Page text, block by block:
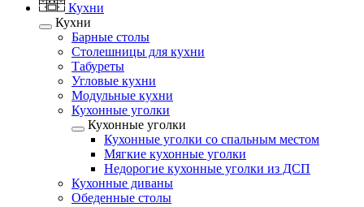
Кухни
Кухни
Барные столы
Столешницы для кухни
Табуреты
Угловые кухни
Модульные кухни
Кухонные уголки
Кухонные уголки
Кухонные уголки со спальным местом
Мягкие кухонные уголки
Недорогие кухонные уголки из ДСП
Кухонные диваны
Обеденные столы